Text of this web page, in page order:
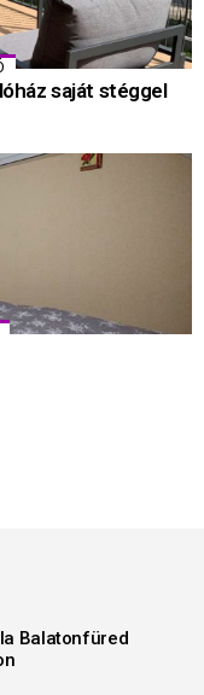
saját stéggel
Balatonfüred